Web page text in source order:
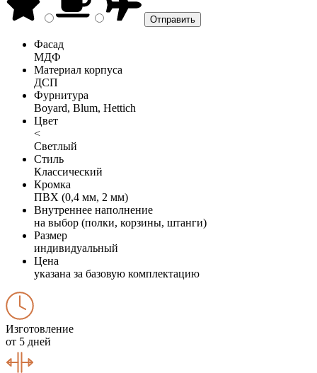
Фасад
МДФ
Материал корпуса
ДСП
Фурнитура
Boyard, Blum, Hettich
Цвет
<
Светлый
Стиль
Классический
Кромка
ПВХ (0,4 мм, 2 мм)
Внутреннее наполнение
на выбор (полки, корзины, штанги)
Размер
индивидуальный
Цена
указана за базовую комплектацию
Изготовление
от 5 дней